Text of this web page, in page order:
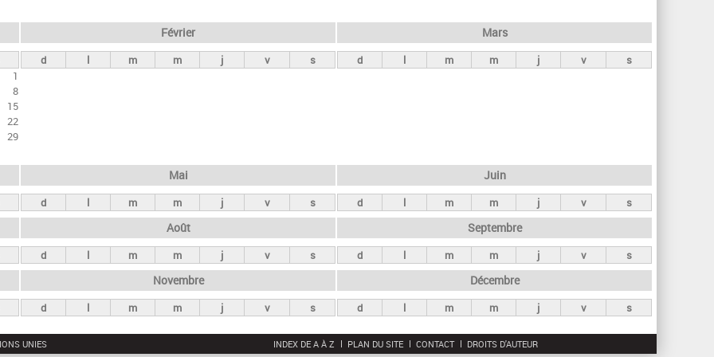
r
c
1
8
15
22
29
Février
d l m m j v s
Mars
d l m m j v s
Mai
d l m m j v s
Juin
d l m m j v s
Août
d l m m j v s
Septembre
d l m m j v s
Novembre
d l m m j v s
Décembre
d l m m j v s
UNIES INDEX DE A À Z PLAN DU SITE CONTACT DROITS D'AUTEUR